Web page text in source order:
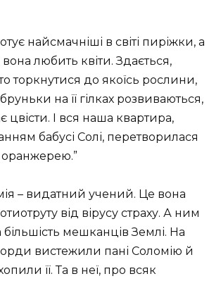
найсмачніші в світі пиріжки, а
любить квіти. Здається,
торкнутися до якоїсь рослини,
на її гілках розвиваються,
цвісти. І вся наша квартира,
бабусі Солі, перетворилася
– видатний учений. Це вона
від вірусу страху. А ним
мешканців Землі. На
вистежили пані Соломію й
її. Та в неї, про всяк